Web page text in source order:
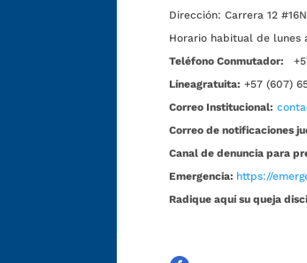
Dirección: Carrera 12
Horario habitual de lunes
Teléfono Conmutador:
Líneagratuita: +57 (607)
Correo Institucional:
Correo de notificaciones
Canal de denuncia para
Emergencia: https://
Radique aquí su queja